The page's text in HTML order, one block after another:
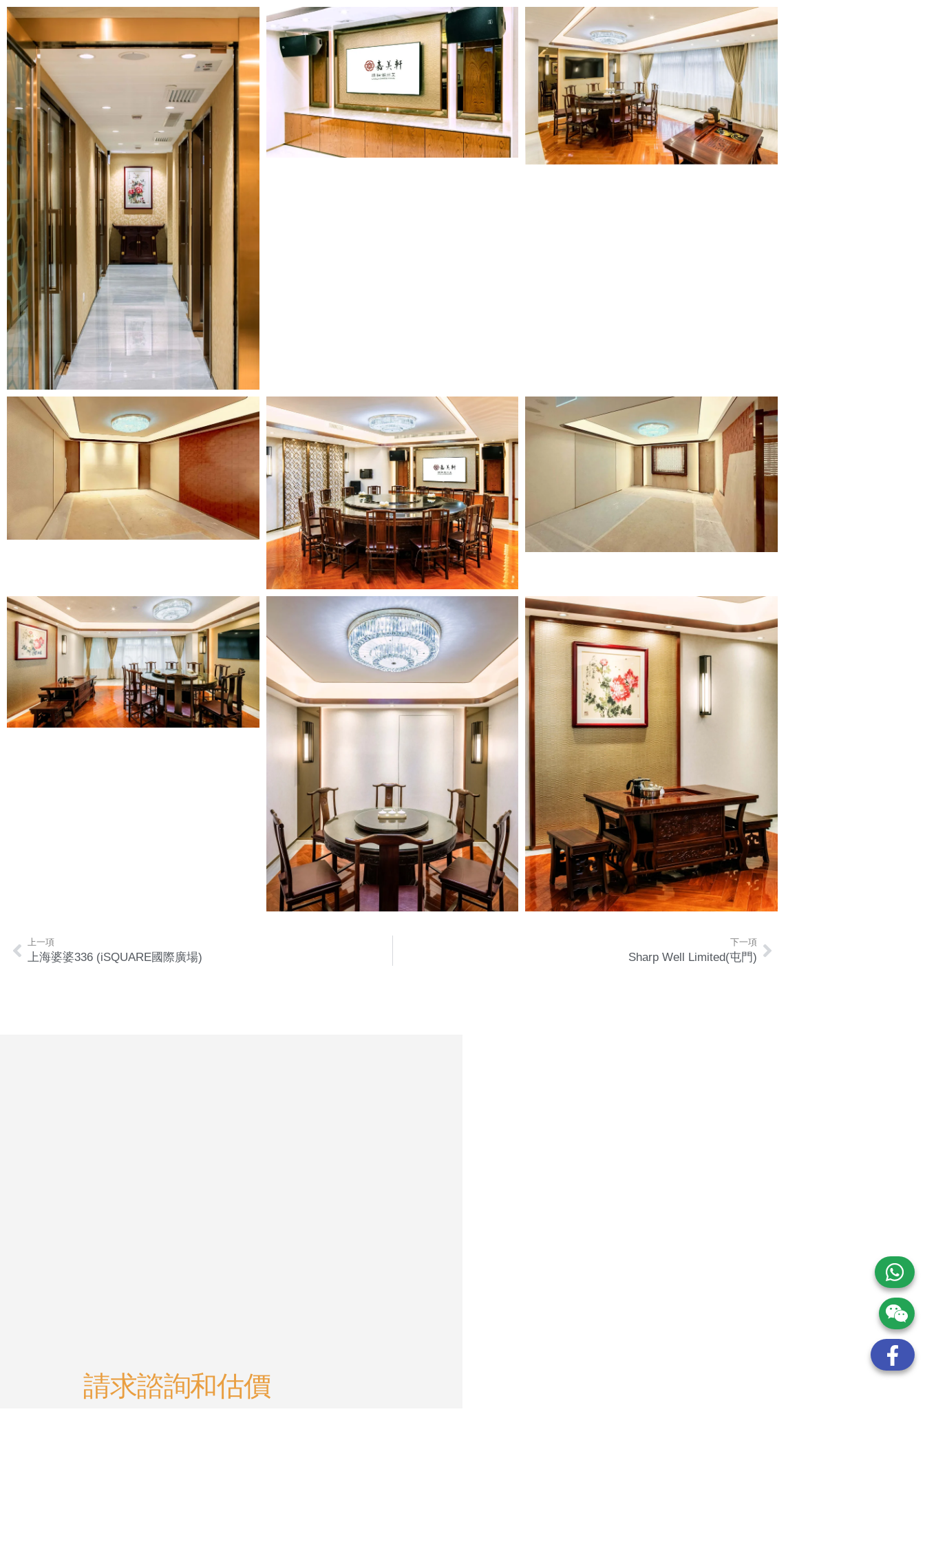
上一項
上海婆婆336 (iSQUARE國際廣場)
下一項
Sharp Well Limited(屯門)
請求諮詢和估價